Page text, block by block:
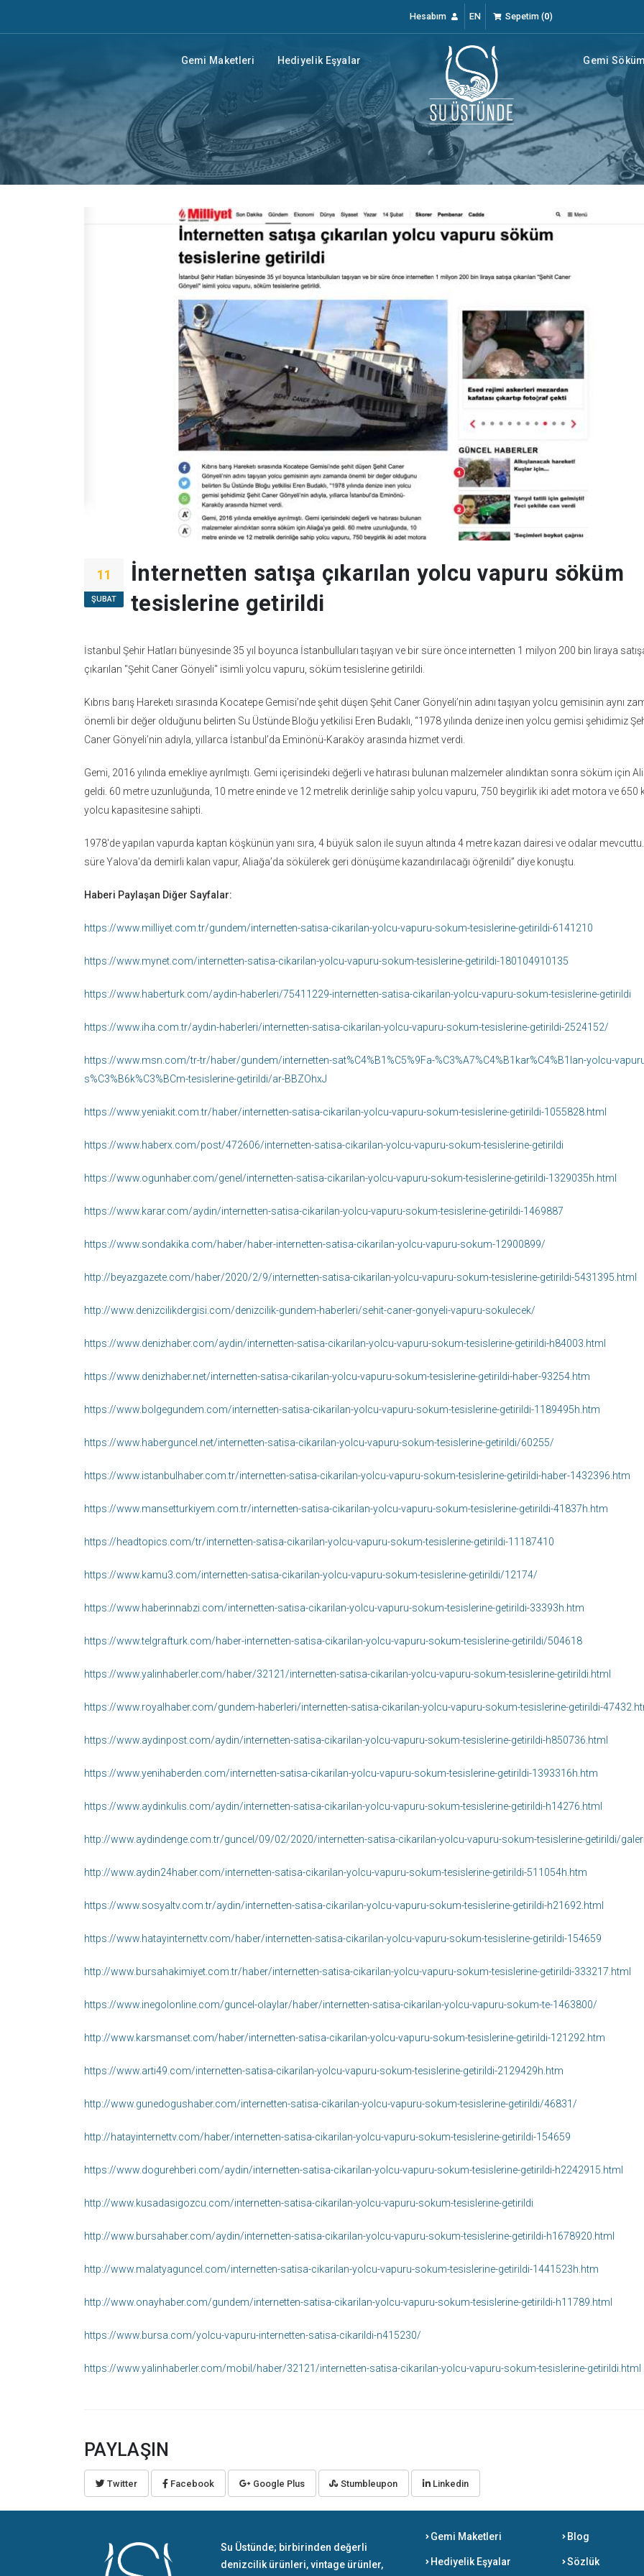
Hesabım EN Sepetim(0)
Gemi Maketleri Hediyelik Eşyalar Gemi
11
ŞUBAT
İnternetten satışa çıkarılan yolcu vapuru söküm
tesislerine getirildi
İstanbul Şehir Hatları bünyesinde 35 yıl boyunca İstanbulluları taşıyan ve bir süre önce internetten 1 milyon 200 bin liraya
çıkarılan "Şehit Caner Gönyeli" isimli yolcu vapuru, söküm tesislerine getirildi.
Kıbrıs barış Hareketı sırasında Kocatepe Gemisi’nde şehit düşen Şehit Caner Gönyeli’nin adını taşıyan yolcu gemisinin aynı
önemli bir değer olduğunu belirten Su Üstünde Bloğu yetkilisi Eren Budaklı, “1978 yılında denize inen yolcu gemisi şehidimiz
Caner Gönyeli’nin adıyla, yıllarca İstanbul’da Eminönü-Karaköy arasında hizmet verdi.
Gemi, 2016 yılında emekliye ayrılmıştı. Gemi içerisindeki değerli ve hatırası bulunan malzemeler alındıktan sonra söküm için
geldi. 60 metre uzunluğunda, 10 metre eninde ve 12 metrelik derinliğe sahip yolcu vapuru, 750 beygirlik iki adet motora ve 650
yolcu kapasitesine sahipti.
1978'de yapılan vapurda kaptan köşkünün yanı sıra, 4 büyük salon ile suyun altında 4 metre kazan dairesi ve odalar
süre Yalova'da demirli kalan vapur, Aliağa’da sökülerek geri dönüşüme kazandırılacağı öğrenildi” diye konuştu.
Haberi Paylaşan Diğer Sayfalar:
https://www.milliyet.com.tr/gundem/internetten-satisa-cikarilan-yolcu-vapuru-sokum-tesislerine-getirildi-6141210
https://www.mynet.com/internetten-satisa-cikarilan-yolcu-vapuru-sokum-tesislerine-getirildi-180104910135
https://www.haberturk.com/aydin-haberleri/75411229-internetten-satisa-cikarilan-yolcu-vapuru-sokum-tesislerine-getirildi
https://www.iha.com.tr/aydin-haberleri/internetten-satisa-cikarilan-yolcu-vapuru-sokum-tesislerine-getirildi-2524152/
https://www.msn.com/tr-tr/haber/gundem/internetten-sat%C4%B1%C5%9Fa-%C3%A7%C4%B1kar%C4%B1lan-yolcu-
s%C3%B6k%C3%BCm-tesislerine-getirildi/ar-BBZOhxJ
https://www.yeniakit.com.tr/haber/internetten-satisa-cikarilan-yolcu-vapuru-sokum-tesislerine-getirildi-1055828.html
https://www.haberx.com/post/472606/internetten-satisa-cikarilan-yolcu-vapuru-sokum-tesislerine-getirildi
https://www.ogunhaber.com/genel/internetten-satisa-cikarilan-yolcu-vapuru-sokum-tesislerine-getirildi-1329035h.html
https://www.karar.com/aydin/internetten-satisa-cikarilan-yolcu-vapuru-sokum-tesislerine-getirildi-1469887
https://www.sondakika.com/haber/haber-internetten-satisa-cikarilan-yolcu-vapuru-sokum-12900899/
http://beyazgazete.com/haber/2020/2/9/internetten-satisa-cikarilan-yolcu-vapuru-sokum-tesislerine-getirildi-5431395.html
http://www.denizcilikdergisi.com/denizcilik-gundem-haberleri/sehit-caner-gonyeli-vapuru-sokulecek/
https://www.denizhaber.com/aydin/internetten-satisa-cikarilan-yolcu-vapuru-sokum-tesislerine-getirildi-h84003.html
https://www.denizhaber.net/internetten-satisa-cikarilan-yolcu-vapuru-sokum-tesislerine-getirildi-haber-93254.htm
https://www.bolgegundem.com/internetten-satisa-cikarilan-yolcu-vapuru-sokum-tesislerine-getirildi-1189495h.htm
https://www.haberguncel.net/internetten-satisa-cikarilan-yolcu-vapuru-sokum-tesislerine-getirildi/60255/
https://www.istanbulhaber.com.tr/internetten-satisa-cikarilan-yolcu-vapuru-sokum-tesislerine-getirildi-haber-1432396.htm
https://www.mansetturkiyem.com.tr/internetten-satisa-cikarilan-yolcu-vapuru-sokum-tesislerine-getirildi-41837h.htm
https://headtopics.com/tr/internetten-satisa-cikarilan-yolcu-vapuru-sokum-tesislerine-getirildi-11187410
https://www.kamu3.com/internetten-satisa-cikarilan-yolcu-vapuru-sokum-tesislerine-getirildi/12174/
https://www.haberinnabzi.com/internetten-satisa-cikarilan-yolcu-vapuru-sokum-tesislerine-getirildi-33393h.htm
https://www.telgrafturk.com/haber-internetten-satisa-cikarilan-yolcu-vapuru-sokum-tesislerine-getirildi/504618
https://www.yalinhaberler.com/haber/32121/internetten-satisa-cikarilan-yolcu-vapuru-sokum-tesislerine-getirildi.html
https://www.royalhaber.com/gundem-haberleri/internetten-satisa-cikarilan-yolcu-vapuru-sokum-tesislerine-getirildi-
https://www.aydinpost.com/aydin/internetten-satisa-cikarilan-yolcu-vapuru-sokum-tesislerine-getirildi-h850736.html
https://www.yenihaberden.com/internetten-satisa-cikarilan-yolcu-vapuru-sokum-tesislerine-getirildi-1393316h.htm
https://www.aydinkulis.com/aydin/internetten-satisa-cikarilan-yolcu-vapuru-sokum-tesislerine-getirildi-h14276.html
http://www.aydindenge.com.tr/guncel/09/02/2020/internetten-satisa-cikarilan-yolcu-vapuru-sokum-tesislerine-getirildi/
http://www.aydin24haber.com/internetten-satisa-cikarilan-yolcu-vapuru-sokum-tesislerine-getirildi-511054h.htm
https://www.sosyaltv.com.tr/aydin/internetten-satisa-cikarilan-yolcu-vapuru-sokum-tesislerine-getirildi-h21692.html
https://www.hatayinternettv.com/haber/internetten-satisa-cikarilan-yolcu-vapuru-sokum-tesislerine-getirildi-154659
http://www.bursahakimiyet.com.tr/haber/internetten-satisa-cikarilan-yolcu-vapuru-sokum-tesislerine-getirildi-333217.html
https://www.inegolonline.com/guncel-olaylar/haber/internetten-satisa-cikarilan-yolcu-vapuru-sokum-te-1463800/
http://www.karsmanset.com/haber/internetten-satisa-cikarilan-yolcu-vapuru-sokum-tesislerine-getirildi-121292.htm
https://www.arti49.com/internetten-satisa-cikarilan-yolcu-vapuru-sokum-tesislerine-getirildi-2129429h.htm
http://www.gunedogushaber.com/internetten-satisa-cikarilan-yolcu-vapuru-sokum-tesislerine-getirildi/46831/
http://hatayinternettv.com/haber/internetten-satisa-cikarilan-yolcu-vapuru-sokum-tesislerine-getirildi-154659
https://www.dogurehberi.com/aydin/internetten-satisa-cikarilan-yolcu-vapuru-sokum-tesislerine-getirildi-h2242915.html
http://www.kusadasigozcu.com/internetten-satisa-cikarilan-yolcu-vapuru-sokum-tesislerine-getirildi
http://www.bursahaber.com/aydin/internetten-satisa-cikarilan-yolcu-vapuru-sokum-tesislerine-getirildi-h1678920.html
http://www.malatyaguncel.com/internetten-satisa-cikarilan-yolcu-vapuru-sokum-tesislerine-getirildi-1441523h.htm
http://www.onayhaber.com/gundem/internetten-satisa-cikarilan-yolcu-vapuru-sokum-tesislerine-getirildi-h11789.html
https://www.bursa.com/yolcu-vapuru-internetten-satisa-cikarildi-n415230/
https://www.yalinhaberler.com/mobil/haber/32121/internetten-satisa-cikarilan-yolcu-vapuru-sokum-tesislerine-getirildi.html
PAYLAŞIN
Twitter Facebook Google Plus Stumbleupon Linkedin
Su Üstünde; birbirinden değerli
denizcilik ürünleri, vintage ürünler,
Gemi Maketleri
Hediyelik Eşyalar
Blog
Sözlük